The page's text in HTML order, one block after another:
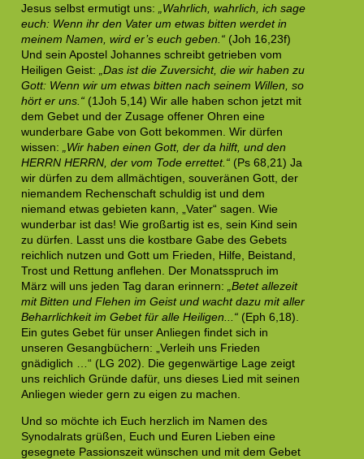
Jesus selbst ermutigt uns:
„Wahrlich, wahrlich, ich sage
euch: Wenn ihr den Vater um etwas bitten werdet in
meinem Namen, wird er’s euch geben.“ (Joh 16,23f)
Und sein Apostel Johannes schreibt getrieben vom
Heiligen Geist:
„Das ist die Zuversicht, die wir haben zu
Gott: Wenn wir um etwas bitten nach seinem Willen, so
hört er uns.“ (1Joh 5,14) Wir alle haben schon jetzt mit
dem Gebet und der Zusage offener Ohren eine
wunderbare Gabe von Gott bekommen. Wir dürfen
wissen: „Wir haben einen Gott, der da hilft, und den
HERRN HERRN, der vom Tode errettet.“ (Ps 68,21) Ja
wir dürfen zu dem allmächtigen, souveränen Gott, der
niemandem Rechenschaft schuldig ist und dem
niemand etwas gebieten kann, „Vater“ sagen. Wie
wunderbar ist das! Wie großartig ist es, sein Kind sein
zu dürfen. Lasst uns die kostbare Gabe des Gebets
reichlich nutzen und Gott um Frieden, Hilfe, Beistand,
Trost und Rettung anflehen. Der Monatsspruch im
März will uns jeden Tag daran erinnern:
„Betet allezeit
mit Bitten und Flehen im Geist und wacht dazu mit aller
Beharrlichkeit im Gebet für alle Heiligen...“ (Eph 6,18).
Ein gutes Gebet für unser Anliegen findet sich in
unseren Gesangbüchern: „Verleih uns Frieden
gnädiglich …“ (LG 202). Die gegenwärtige Lage zeigt
uns reichlich Gründe dafür, uns dieses Lied mit seinen
Anliegen wieder gern zu eigen zu machen.
Und so möchte ich Euch herzlich im Namen des
Synodalrats grüßen, Euch und Euren Lieben eine
gesegnete Passionszeit wünschen und mit dem Gebet